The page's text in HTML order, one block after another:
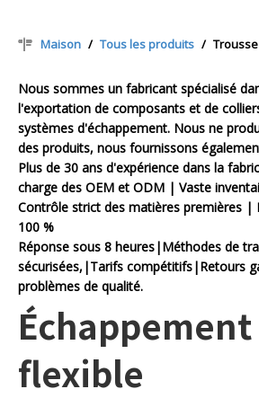
Maison / Tous les produits /
Nous sommes un fabricant spécialisé
l'exportation de composants et de
systèmes d'échappement. Nous ne
des produits, nous fournissons
Plus de 30 ans d'expérience dans la
charge des OEM et ODM | Vaste
Contrôle strict des matières premières |
100 %
Réponse sous 8 heures|Méthodes de
sécurisées,|Tarifs compétitifs|Retours
problèmes de qualité.
Échappement
flexible